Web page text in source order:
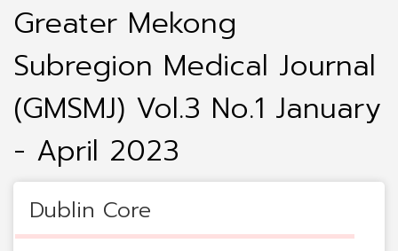
Greater Mekong
Subregion Medical Journal
(GMSMJ) Vol.3 No.1 January
- April 2023
Dublin Core